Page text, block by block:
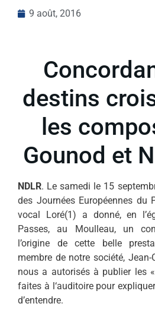
9 août, 2016
destins
les
Gounod et
NDLR. Le samedi le 15
des Journées Européennes du
vocal Loré(1) a donné, en
Passes, au Moulleau, un
l’origine de cette belle
membre de notre société, Jean-
nous a autorisés à publier les
faites à l‘auditoire pour
d’entendre.